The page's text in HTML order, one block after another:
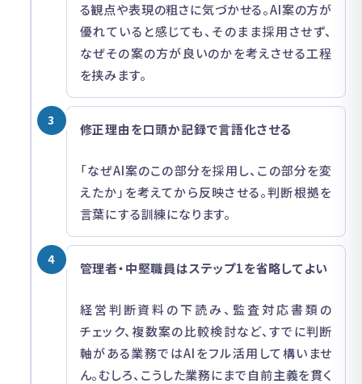
る観点や表現の粗さに気づかせる。AI案の方が
優れていると感じても、そのまま採用させず、
なぜその案の方が良いのかを考えさせる工程
を挟みます。
3
修正理由を口頭か記録で言語化させる
「なぜAI案のこの部分を採用し、この部分を変
えたか」を考えてから反映させる。判断根拠を
言葉にする訓練になります。
4
管理者・中堅職員はステップ1を省略してよい
経営判断資料の下読み、監査対応書類の
チェック、複数案の比較検討など、すでに判断
軸がある業務ではAIをフル活用して構いませ
ん。むしろ、こうした業務にまで自前主義を貫く